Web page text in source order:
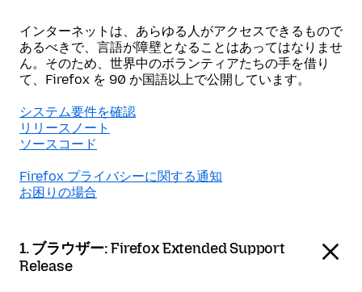
インターネットは、あらゆる人がアクセスできるもので
あるべきで、言語が障壁となることはあってはなりませ
ん。そのため、世界中のボランティアたちの手を借り
て、Firefox を 90 か国語以上で公開しています。
システム要件を確認
リリースノート
ソースコード
Firefox プライバシーに関する通知
お困りの場合
1. ブラウザー:Firefox Extended Support
Release